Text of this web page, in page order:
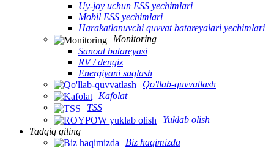
Uy-joy uchun ESS yechimlari
Mobil ESS yechimlari
Harakatlanuvchi quvvat batareyalari yechimlari
Monitoring
Sanoat batareyasi
RV / dengiz
Energiyani saqlash
Qo'llab-quvvatlash
Kafolat
TSS
Yuklab olish
Tadqiq qiling
Biz haqimizda